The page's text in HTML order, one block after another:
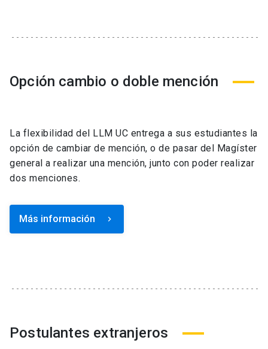
Opción cambio o doble mención
La flexibilidad del LLM UC entrega a sus estudiantes la
opción de cambiar de mención, o de pasar del Magíster
general a realizar una mención, junto con poder realizar
dos menciones.
Más información keyboard_arrow_right
Postulantes extranjeros